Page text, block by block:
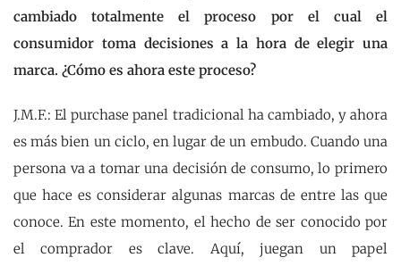
cambiado totalmente el proceso por el cual el
consumidor toma decisiones a la hora de elegir una
marca. ¿Cómo es ahora este proceso?
J.M.F.: El purchase panel tradicional ha cambiado, y ahora
es más bien un ciclo, en lugar de un embudo. Cuando una
persona va a tomar una decisión de consumo, lo primero
que hace es considerar algunas marcas de entre las que
conoce. En este momento, el hecho de ser conocido por
el comprador es clave. Aquí, juegan un papel